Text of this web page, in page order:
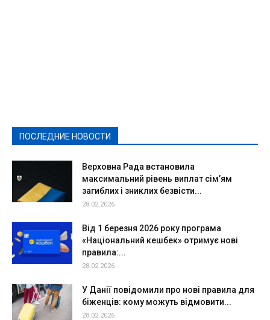
ПОСЛЕДНИЕ НОВОСТИ
Верховна Рада встановила
максимальний рівень виплат сім’ям
загиблих і зниклих безвісти...
28.02.2026
Від 1 березня 2026 року програма
«Національний кешбек» отримує нові
правила:...
28.02.2026
У Данії повідомили про нові правила для
біженців: кому можуть відмовити...
28.02.2026